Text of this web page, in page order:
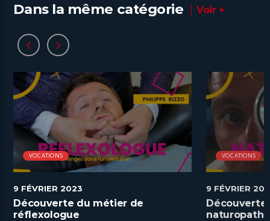
Dans la même catégorie Voir +
VOCATIONS
9 FÉVRIER 2023
Découverte du métier de
réflexologue
VOCATIONS
9 FÉVRIER
naturopathe